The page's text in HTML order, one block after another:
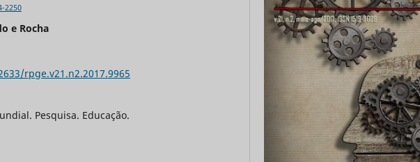
2250
e Rocha
rpge.v21.n2.2017.9965
Pesquisa. Educação.